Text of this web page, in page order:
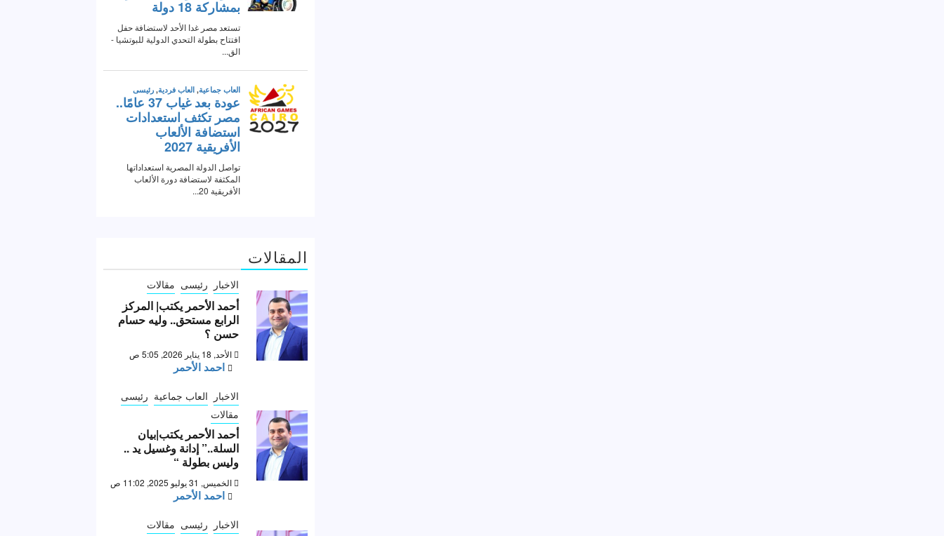
المقالات
الاخبار رئيسى مقالات
أحمد الأحمر يكتب| المركز
الرابع مستحق.. وليه حسام
حسن ؟
الأحد, 18 يناير 2026, 5:05 ص
احمد الأحمر
الاخبار العاب جماعية رئيسى
مقالات
أحمد الأحمر يكتب|بيان
السلة..” إدانة وغسيل يد ..
وليس بطولة “
الخميس, 31 يوليو 2025, 11:02 ص
احمد الأحمر
الاخبار رئيسى مقالات